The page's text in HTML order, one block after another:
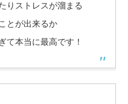
りストレスが溜まる
とが出来るか
て本当に最高です！